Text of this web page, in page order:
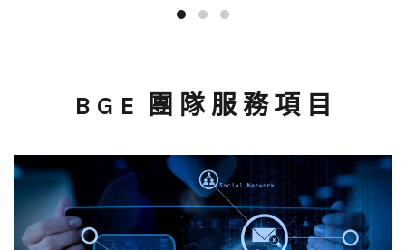
如何靠自己或真正合法的資源，達到比「24小時內處理完畢」更可
生，接著你發現真正的朋友根本沒跟你聯絡——你遇上的是臉書上最
惡名昭彰的假冒身分詐騙。 你滿腔怒火，立刻點下檢舉，但一天過
開始在搜尋引擎上輸入：「FB檢舉沒用怎麼辦」、「如何快速讓詐
騙帳號下架」，然後，你看到了那些打著「代檢舉FB詐騙帳號推
薦，24小時內幫你處理完畢」的廣告。 心跳加速，你幾乎就要掏錢
了。請先冷靜，聽我把整件事說清楚。這篇文章會很長，但你每多
花一分鐘閱讀，就可能少損失好幾萬塊，甚至避開讓自己陷入法律
B G E 團 隊 服 務 項 目